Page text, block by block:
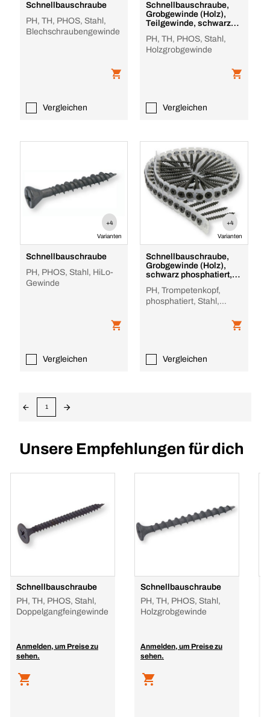
Schnellbauschraube
PH, TH, PHOS, Stahl,
Blechschraubengewinde
Vergleichen
Schnellbauschraube,
Grobgewinde (Holz),
Teilgewinde, schwarz
PH, TH, PHOS, Stahl,
Holzgrobgewinde
Vergleichen
+4
Varianten
Schnellbauschraube
PH, PHOS, Stahl, HiLo-
Gewinde
Vergleichen
+4
Varianten
Schnellbauschraube,
Grobgewinde (Holz),
schwarz phosphatiert,
PH, Trompetenkopf,
phosphatiert, Stahl,
Vergleichen
1
Unsere Empfehlungen für dich
Schnellbauschraube
PH, TH, PHOS, Stahl,
Doppelgangfeingewinde
Anmelden, um Preise zu
sehen.
Schnellbauschraube
PH, TH, PHOS, Stahl,
Holzgrobgewinde
Anmelden, um Preise zu
sehen.